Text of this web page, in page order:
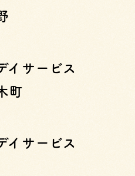
イサービス
町
イサービス